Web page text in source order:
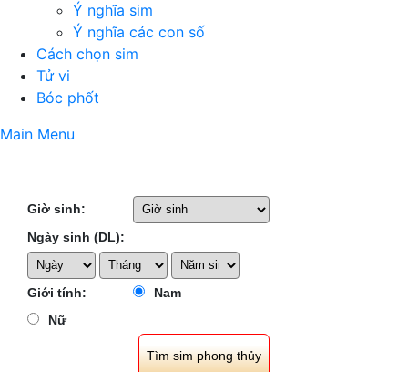
Ý nghĩa sim
Ý nghĩa các con số
Cách chọn sim
Tử vi
Bóc phốt
Main Menu
Giờ sinh:
Ngày sinh (DL):
Giới tính:
Nam
Nữ